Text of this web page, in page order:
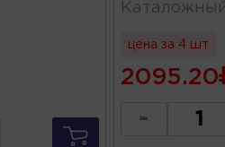
цена за 4 шт
2095.20
-